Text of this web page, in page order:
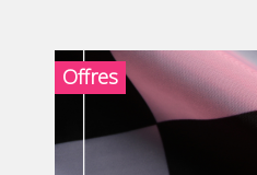
Offres